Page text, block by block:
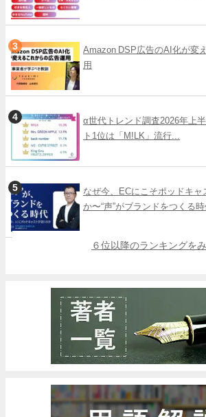
Amazon DSP広告のAI化が変
用
α世代トレンド調査2026年上
ト1位は「M!LK」流行...
なぜ今、ECにこそポッドキャ
か〜“声”がブランドをつくる
６位以降のランキングを